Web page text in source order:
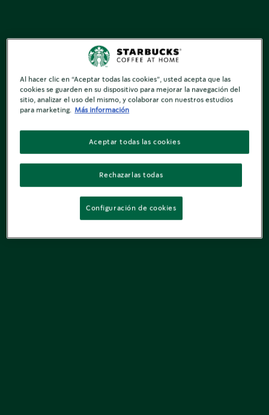
Al hacer clic en “Aceptar todas las cookies”, usted acepta que las
cookies se guarden en su dispositivo para mejorar la navegación del
sitio, analizar el uso del mismo, y colaborar con nuestros estudios
para marketing.
Más información
Rechazarlas todas
Aceptar todas las cookies
Configuración de cookies